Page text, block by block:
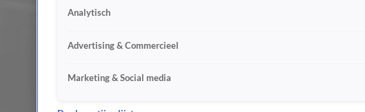
Analytisch
Advertising & Commercieel
Marketing & Social media